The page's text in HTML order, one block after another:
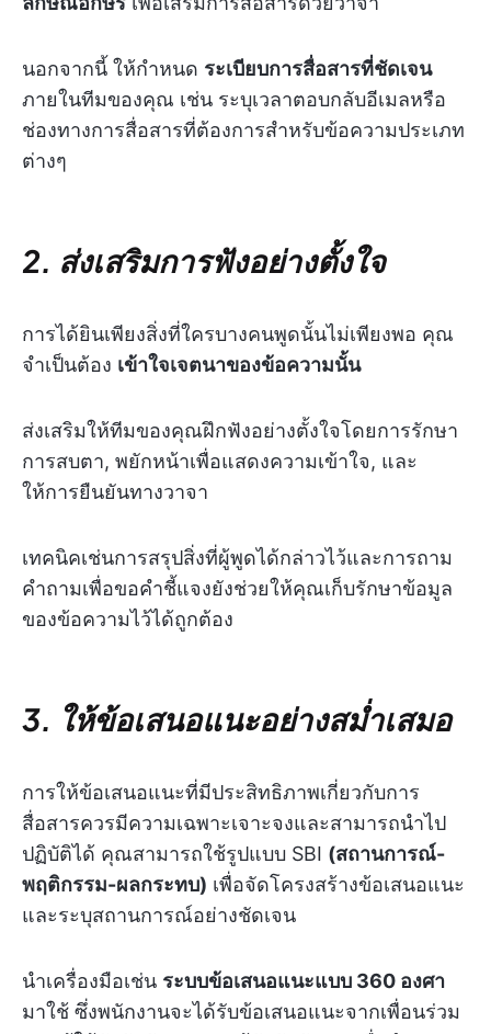
นอกจากนี้ ให้กำหนด ระเบียบการสื่อสารที่ชัดเจน
ภายในทีมของคุณ เช่น ระบุเวลาตอบกลับอีเมลหรือ
ช่องทางการสื่อสารที่ต้องการสำหรับข้อความประเภท
ต่างๆ
2. ส่งเสริมการฟังอย่างตั้งใจ
การได้ยินเพียงสิ่งที่ใครบางคนพูดนั้นไม่เพียงพอ คุณ
จำเป็นต้อง เข้าใจเจตนาของข้อความนั้น
ส่งเสริมให้ทีมของคุณฝึกฟังอย่างตั้งใจโดยการรักษา
การสบตา, พยักหน้าเพื่อแสดงความเข้าใจ, และ
ให้การยืนยันทางวาจา
เทคนิคเช่นการสรุปสิ่งที่ผู้พูดได้กล่าวไว้และการถาม
คำถามเพื่อขอคำชี้แจงยังช่วยให้คุณเก็บรักษาข้อมูล
ของข้อความไว้ได้ถูกต้อง
3. ให้ข้อเสนอแนะอย่างสม่ำเสมอ
การให้ข้อเสนอแนะที่มีประสิทธิภาพเกี่ยวกับการ
สื่อสารควรมีความเฉพาะเจาะจงและสามารถนำไป
ปฏิบัติได้ คุณสามารถใช้รูปแบบ SBI (สถานการณ์-
พฤติกรรม-ผลกระทบ) เพื่อจัดโครงสร้างข้อเสนอแนะ
และระบุสถานการณ์อย่างชัดเจน
นำเครื่องมือเช่น ระบบข้อเสนอแนะแบบ 360 องศา
มาใช้ ซึ่งพนักงานจะได้รับข้อเสนอแนะจากเพื่อนร่วม